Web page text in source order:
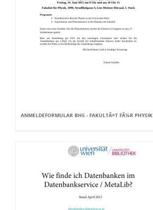
ANMELDEFORMULAR BHS - FAKULTÃ¤T FÃ¼R PHYSIK